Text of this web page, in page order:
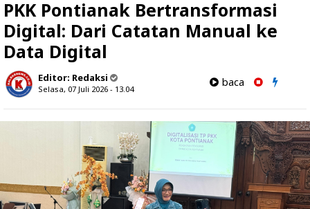
PKK Pontianak Bertransformasi
Digital: Dari Catatan Manual ke
Data Digital
Editor: Redaksi
Selasa, 07 Juli 2026 - 13.04
baca